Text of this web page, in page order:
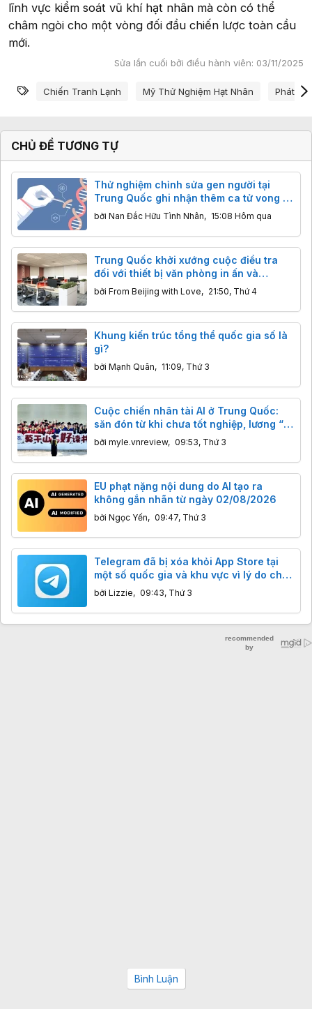
lĩnh vực kiểm soát vũ khí hạt nhân mà còn có thể
châm ngòi cho một vòng đối đầu chiến lược toàn cầu
mới.
Sửa lần cuối bởi điều hành viên: 03/11/2025
Từ khóa
Chiến Tranh Lạnh Mỹ Thử Nghiệm Hạt Nhân Phát
CHỦ ĐỀ TƯƠNG TỰ
Thử nghiệm chỉnh sửa gen người tại
Trung Quốc ghi nhận thêm ca tử vong ở
trẻ em trong vòng 2 tuần
bởi Nan Đắc Hữu Tình Nhân, 15:08 Hôm qua
Trung Quốc khởi xướng cuộc điều tra
đối với thiết bị văn phòng in ấn và
photocopy nhập khẩu
bởi From Beijing with Love, 21:50, Thứ 4
Khung kiến trúc tổng thể quốc gia số là
gì?
bởi Mạnh Quân, 11:09, Thứ 3
Cuộc chiến nhân tài AI ở Trung Quốc:
săn đón từ khi chưa tốt nghiệp, lương “x”
16 lần
bởi myle.vnreview, 09:53, Thứ 3
EU phạt nặng nội dung do AI tạo ra
không gắn nhãn từ ngày 02/08/2026
bởi Ngọc Yến, 09:47, Thứ 3
Telegram đã bị xóa khỏi App Store tại
một số quốc gia và khu vực vì lý do chưa
rõ
bởi Lizzie, 09:43, Thứ 3
Bình Luận